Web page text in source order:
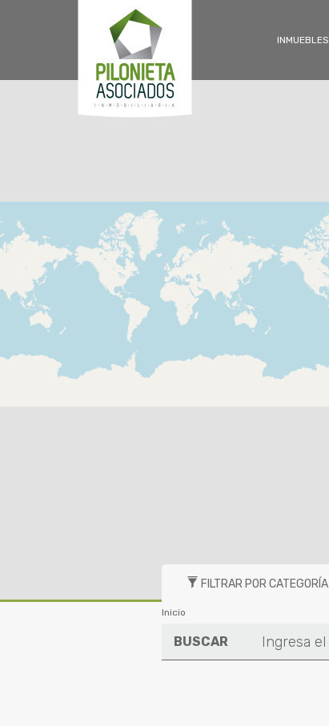
INMUEBLES
FILTRAR POR CATEGORÍA
Inicio
BUSCAR